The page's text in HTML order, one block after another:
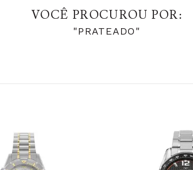
VOCÊ PROCUROU POR:
"PRATEADO"